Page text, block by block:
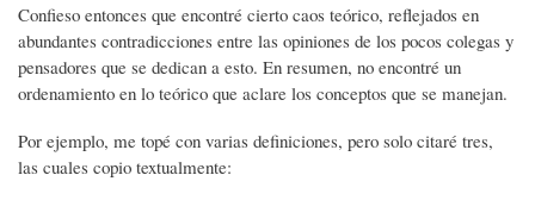
Confieso entonces que encontré cierto caos teórico, reflejados en
abundantes contradicciones entre las opiniones de los pocos colegas y
pensadores que se dedican a esto. En resumen, no encontré un
ordenamiento en lo teórico que aclare los conceptos que se manejan.
Por ejemplo, me topé con varias definiciones, pero solo citaré tres,
las cuales copio textualmente: